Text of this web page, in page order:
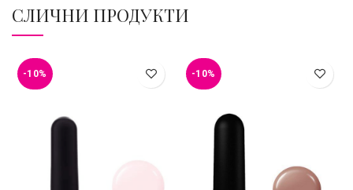
СЛИЧНИ ПРОДУКТИ
-10% -10%